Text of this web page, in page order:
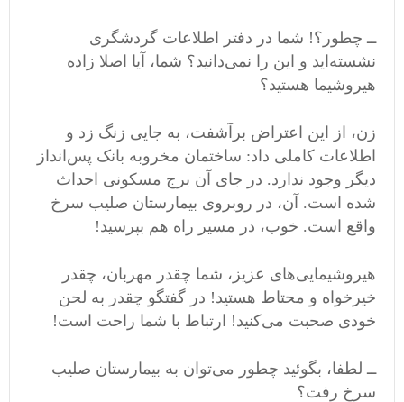
ــ چطور؟! شما در دفتر اطلاعات گردشگری
نشسته‌اید و این را نمی‌دانید؟ شما، آیا اصلا زاده
هیروشیما هستید؟
زن، از این اعتراض برآشفت، به جایی زنگ زد و
اطلاعات کاملی داد: ساختمان مخروبه بانک پس‌انداز
دیگر وجود ندارد. در جای آن برج مسکونی احداث
شده است. آن، در روبروی بیمارستان صلیب سرخ
واقع است. خوب، در مسیر راه هم بپرسید!
هیروشیمایی‌های عزیز، شما چقدر مهربان، چقدر
خیرخواه و محتاط هستید! در گفتگو چقدر به لحن
خودی صحبت می‌کنید! ارتباط با شما راحت است!
ــ لطفا، بگوئید چطور می‌توان به بیمارستان صلیب
سرخ رفت؟